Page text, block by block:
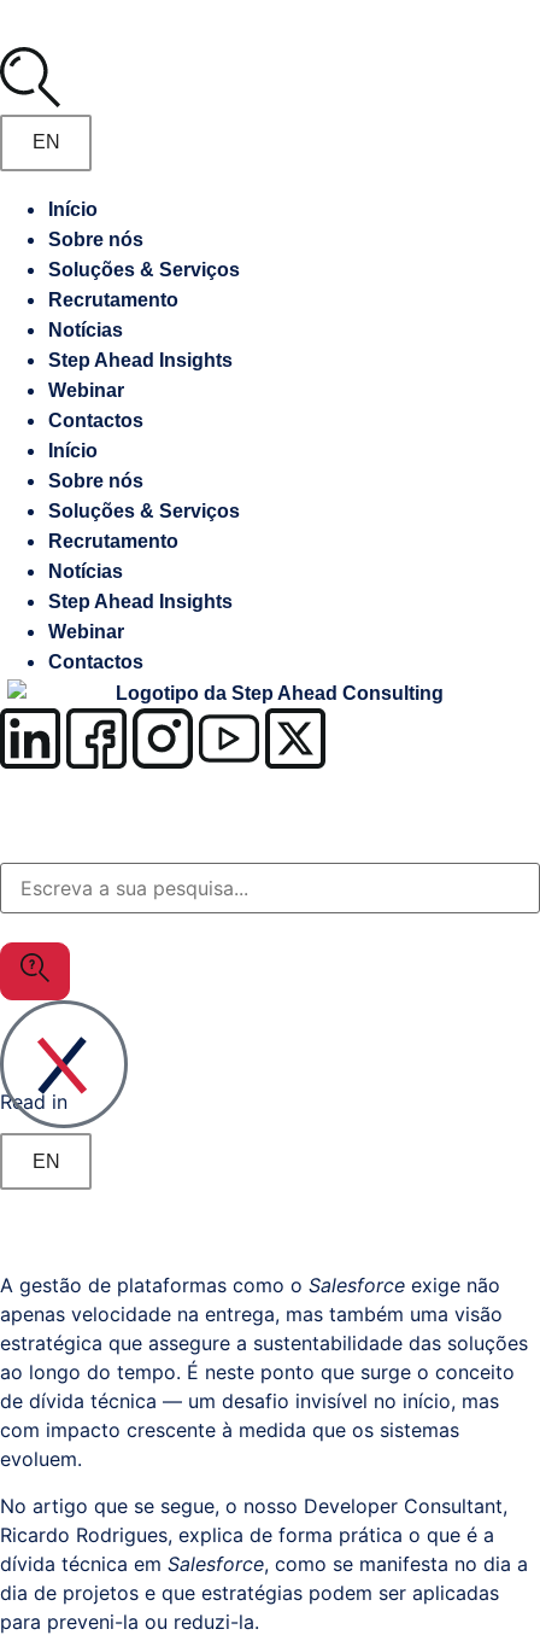
Recrutamento
Responsabilidade
socioambiental
Gestão
Contraordenações
de
Encargos
Salesforce
Soluções
à
medida
OutSystems
Setor
da
MuleSoft
Gestão
Documental
/
Processos
Analytics
Resolução
Alternativa
de
Litígios
Registo
Predial,
Civil,
Comercial
EN
Início
Sobre nós
Soluções & Serviços
Recrutamento
Notícias
Step Ahead Insights
Webinar
Contactos
Início
Sobre nós
Soluções & Serviços
Recrutamento
Notícias
Step Ahead Insights
Webinar
Contactos
Read in
EN
A gestão de plataformas como o Salesforce exige não
apenas velocidade na entrega, mas também uma visão
estratégica que assegure a sustentabilidade das soluções
ao longo do tempo. É neste ponto que surge o conceito
de dívida técnica — um desafio invisível no início, mas
com impacto crescente à medida que os sistemas
evoluem.
No artigo que se segue, o nosso Developer Consultant,
Ricardo Rodrigues, explica de forma prática o que é a
dívida técnica em Salesforce, como se manifesta no dia a
dia de projetos e que estratégias podem ser aplicadas
para preveni-la ou reduzi-la.